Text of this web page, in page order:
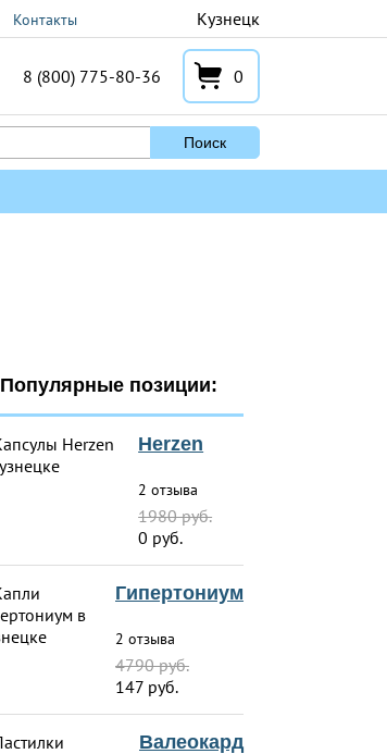
Контакты Кузнецк
8 (800) 775-80-36 0
Поиск
Популярные позиции:
Herzen
2 отзыва
1980 руб.
0 руб.
Гипертониум
2 отзыва
4790 руб.
147 руб.
Валеокард